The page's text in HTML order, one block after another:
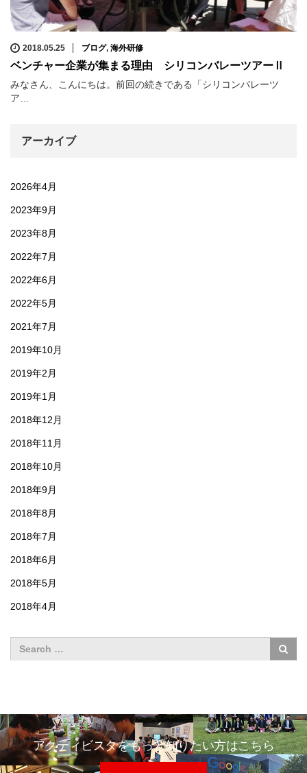
2018.05.25 ブログ, 海外研修
ベンチャー企業が集まる理由 シリコンバレーツアーⅡ
みなさん、こんにちは。前回の続きである「シリコンバレーツ
ア…
アーカイブ
2026年4月
2023年9月
2023年8月
2022年7月
2022年6月
2022年5月
2021年7月
2019年10月
2019年2月
2019年1月
2018年12月
2018年11月
2018年10月
2018年9月
2018年8月
2018年7月
2018年6月
2018年5月
2018年4月
アクティビスタをもっと知りたい方はこちら